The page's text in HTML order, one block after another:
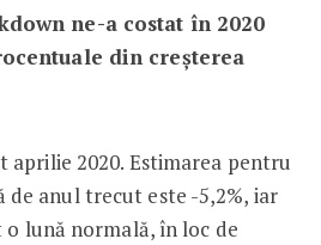
ne-a costat în 2020
din creșterea
aprilie 2020. Estimarea pentru
de anul trecut este -5,2%, iar
lună normală, în loc de